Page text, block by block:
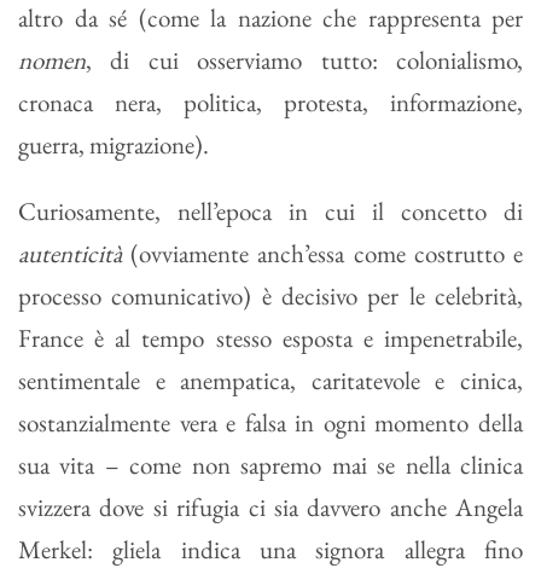
altro da sé (come la nazione che rappresenta per
nomen, di cui osserviamo tutto: colonialismo,
cronaca nera, politica, protesta, informazione,
guerra, migrazione).
Curiosamente, nell’epoca in cui il concetto di
autenticità(ovviamente anch’essa come costrutto e
processo comunicativo) è decisivo per le celebrità,
France è al tempo stesso esposta e impenetrabile,
sentimentale e anempatica, caritatevole e cinica,
sostanzialmente vera e falsa in ogni momento della
sua vita – come non sapremo mai se nella clinica
svizzera dove si rifugia ci sia davvero anche Angela
Merkel: gliela indica una signora allegra fino